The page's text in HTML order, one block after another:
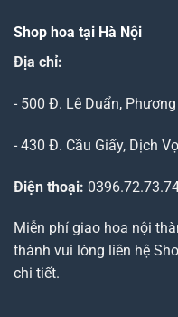
Shop hoa tại Hà Nội
Địa chỉ:
- 500 Đ. Lê Duẩn,
- 430 Đ. Cầu Giấy, Dịch
Điện thoại:
Miễn phí giao hoa nội
thành vui lòng liên hệ
chi tiết.